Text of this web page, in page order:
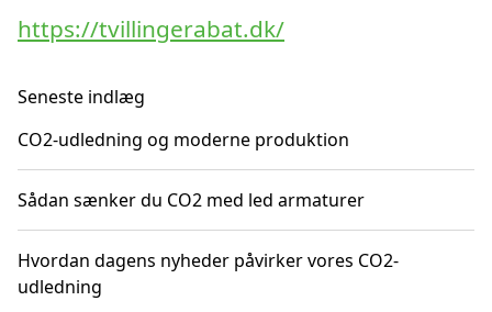
https://tvillingerabat.dk/
Seneste indlæg
CO2-udledning og moderne produktion
Sådan sænker du CO2 med led armaturer
Hvordan dagens nyheder påvirker vores CO2-
udledning